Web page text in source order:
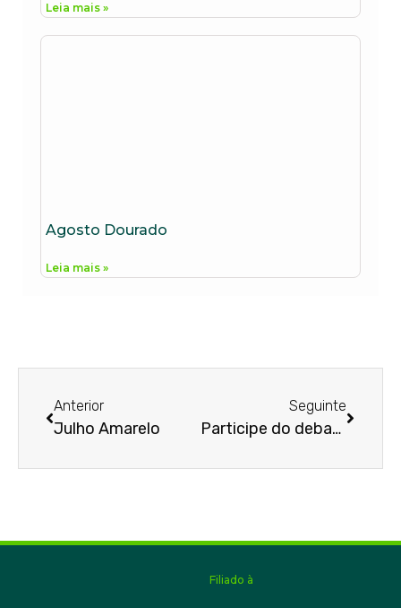
Leia mais »
Agosto Dourado
Leia mais »
Anterior
Julho Amarelo
Seguinte
Participe do debate
Filiado à